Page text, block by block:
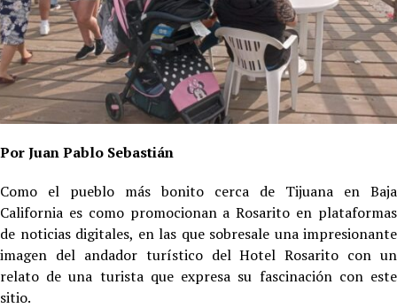
Por Juan Pablo Sebastián
Como el pueblo más bonito cerca de Tijuana en Baja
California es como promocionan a Rosarito en plataformas
de noticias digitales, en las que sobresale una impresionante
imagen del andador turístico del Hotel Rosarito con un
relato de una turista que expresa su fascinación con este
sitio.